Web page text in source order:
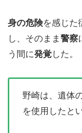
身の危険を感じた
し、そのまま 警察
う間に発覚 した。
野崎は、遺体
を使用したと